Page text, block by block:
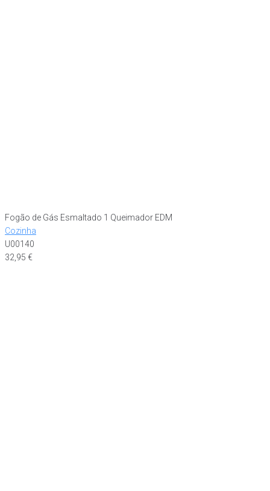
Fogão de Gás Esmaltado 1 Queimador EDM
Cozinha
U00140
32,95 €